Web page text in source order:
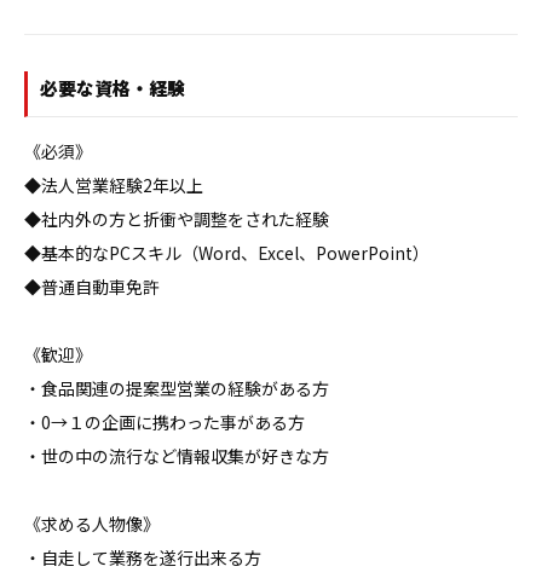
必要な資格・経験
《必須》
◆法人営業経験2年以上
◆社内外の方と折衝や調整をされた経験
◆基本的なPCスキル（Word、Excel、PowerPoint）
◆普通自動車免許
《歓迎》
・食品関連の提案型営業の経験がある方
・0→１の企画に携わった事がある方
・世の中の流行など情報収集が好きな方
《求める人物像》
・自走して業務を遂行出来る方